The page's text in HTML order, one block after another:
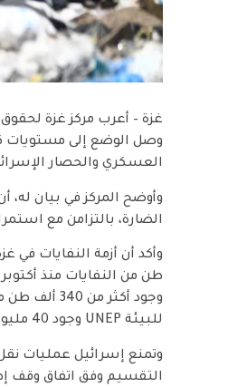
غزة – أعرب مركز غزة
وصل الوضع إلى مستويات
العسكري والحصار
وأوضح المركز في بيان
الضارة، بالتزامن مع
وجود أكثر
للبيئة UNEP وجود 40 مليون طن من الركام الناتج عن تدمير المباني في القطاع.
وتمنع إسرائيل عمليات